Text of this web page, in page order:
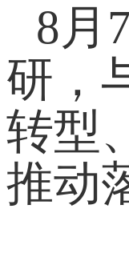
8月
研，
转型
推动